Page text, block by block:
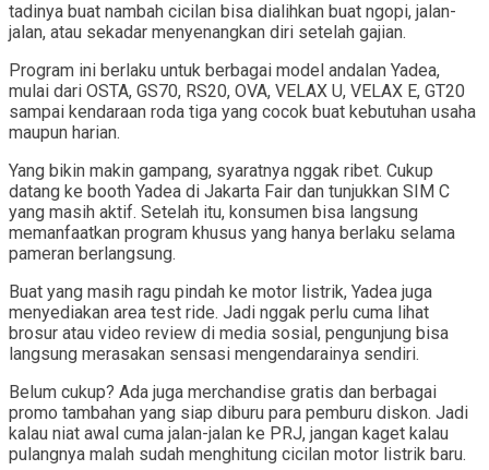
tadinya buat nambah cicilan bisa dialihkan buat ngopi, jalan-
jalan, atau sekadar menyenangkan diri setelah gajian.
Program ini berlaku untuk berbagai model andalan Yadea,
mulai dari OSTA, GS70, RS20, OVA, VELAX U, VELAX E, GT20
sampai kendaraan roda tiga yang cocok buat kebutuhan usaha
maupun harian.
Yang bikin makin gampang, syaratnya nggak ribet. Cukup
datang ke booth Yadea di Jakarta Fair dan tunjukkan SIM C
yang masih aktif. Setelah itu, konsumen bisa langsung
memanfaatkan program khusus yang hanya berlaku selama
pameran berlangsung.
Buat yang masih ragu pindah ke motor listrik, Yadea juga
menyediakan area test ride. Jadi nggak perlu cuma lihat
brosur atau video review di media sosial, pengunjung bisa
langsung merasakan sensasi mengendarainya sendiri.
Belum cukup? Ada juga merchandise gratis dan berbagai
promo tambahan yang siap diburu para pemburu diskon. Jadi
kalau niat awal cuma jalan-jalan ke PRJ, jangan kaget kalau
pulangnya malah sudah menghitung cicilan motor listrik baru.